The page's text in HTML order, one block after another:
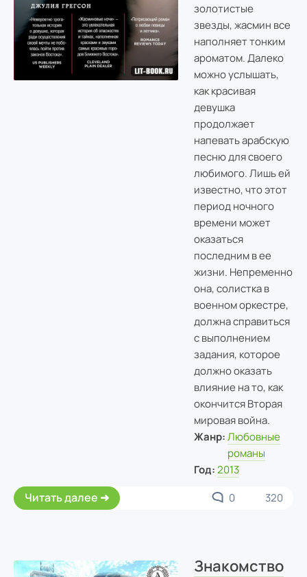
золотистые
звезды, жасмин все
наполняет тонким
ароматом. Далеко
можно услышать,
как красивая
девушка
продолжает
напевать арабскую
песню для своего
любимого. Лишь ей
известно, что этот
период ночного
времени может
оказаться
последним в ее
жизни. Непременно
она, солистка в
военном оркестре,
должна справиться
с выполнением
задания, которое
должно оказать
влияние на то, как
окончится Вторая
мировая война.
Жанр: Любовные
романы
Год: 2013
Читать далее 0 320
Знакомство